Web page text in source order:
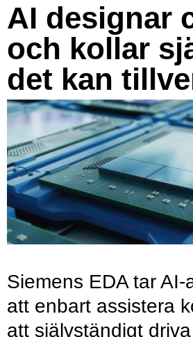
AI designar
och kollar
det kan
Siemens EDA tar
att enbart assistera
att självständigt